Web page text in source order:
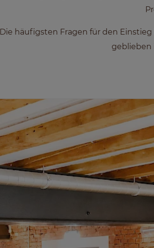
Die häufigsten Fragen für den
geblieben